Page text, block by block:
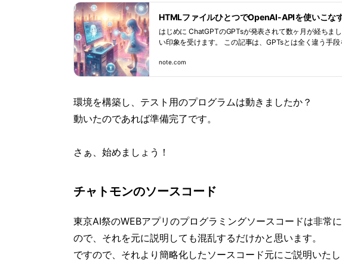
HTMLファイルひとつでOpenAI-APIを使いこな
はじめに ChatGPTのGPTsが発表されて数ヶ月が経ちましたが…思ったより盛り上がってな
い印象を受けます。 この記事は、GPTsとは全く違う手
ChatGPTのWeb版・GPTsの問題点 ChatGPTのWeb版は素晴らしいユーザーインターフェイ
スがあるので、非常に使いやすいです。さらに、GPTs
が作れる！という事で、プロンプトを
note.com
環境を構築し、テスト用のプログラムは動きましたか？
動いたのであれば準備完了です。
さぁ、始めましょう！
チャトモンのソースコード
東京AI祭のWEBアプリのプログラミングソースコードは非常
ので、それを元に説明しても混乱するだけかと思います。
ですので、それより簡略化したソースコード元にご説明いたし